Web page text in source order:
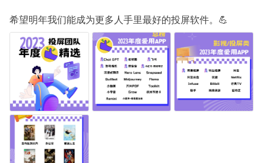
希望明年我们能成为更多人手里最好的投屏软件。💪